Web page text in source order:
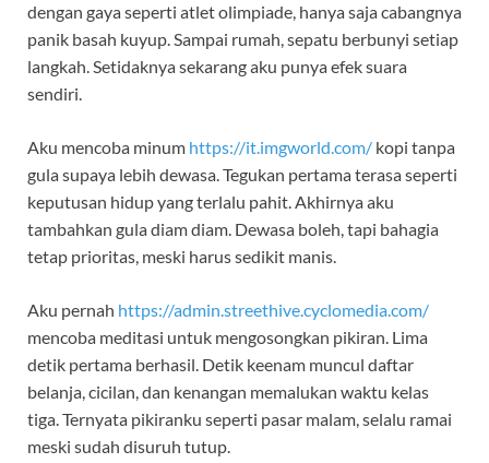
dengan gaya seperti atlet olimpiade, hanya saja cabangnya
panik basah kuyup. Sampai rumah, sepatu berbunyi setiap
langkah. Setidaknya sekarang aku punya efek suara
sendiri.
Aku mencoba minum https://it.imgworld.com/ kopi tanpa
gula supaya lebih dewasa. Tegukan pertama terasa seperti
keputusan hidup yang terlalu pahit. Akhirnya aku
tambahkan gula diam diam. Dewasa boleh, tapi bahagia
tetap prioritas, meski harus sedikit manis.
Aku pernah https://admin.streethive.cyclomedia.com/
mencoba meditasi untuk mengosongkan pikiran. Lima
detik pertama berhasil. Detik keenam muncul daftar
belanja, cicilan, dan kenangan memalukan waktu kelas
tiga. Ternyata pikiranku seperti pasar malam, selalu ramai
meski sudah disuruh tutup.